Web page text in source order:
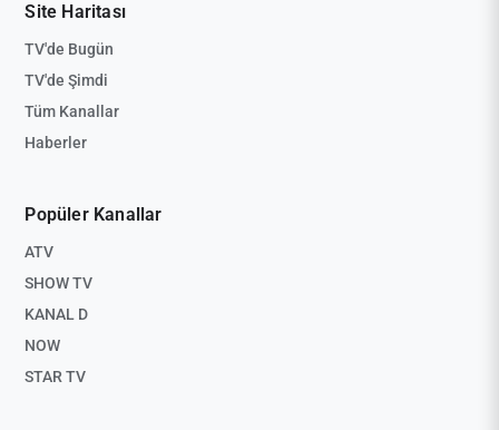
Site Haritası
TV'de Bugün
TV'de Şimdi
Tüm Kanallar
Haberler
Popüler Kanallar
ATV
SHOW TV
KANAL D
NOW
STAR TV